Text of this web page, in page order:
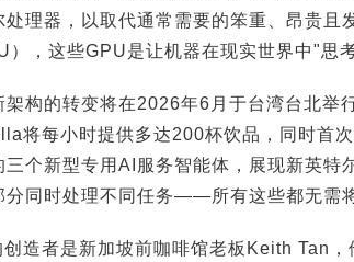
处理器，以取代通常需要的笨重、昂贵且
），这些GPU是让机器在现实世界中"思
架构的转变将在2026年6月于台湾台北举
将每小时提供多达200杯饮品，同时首
三个新型专用AI服务智能体，展现新英
分同时处理不同任务——所有这些都无需
造者是新加坡前咖啡馆老板Keith Tan